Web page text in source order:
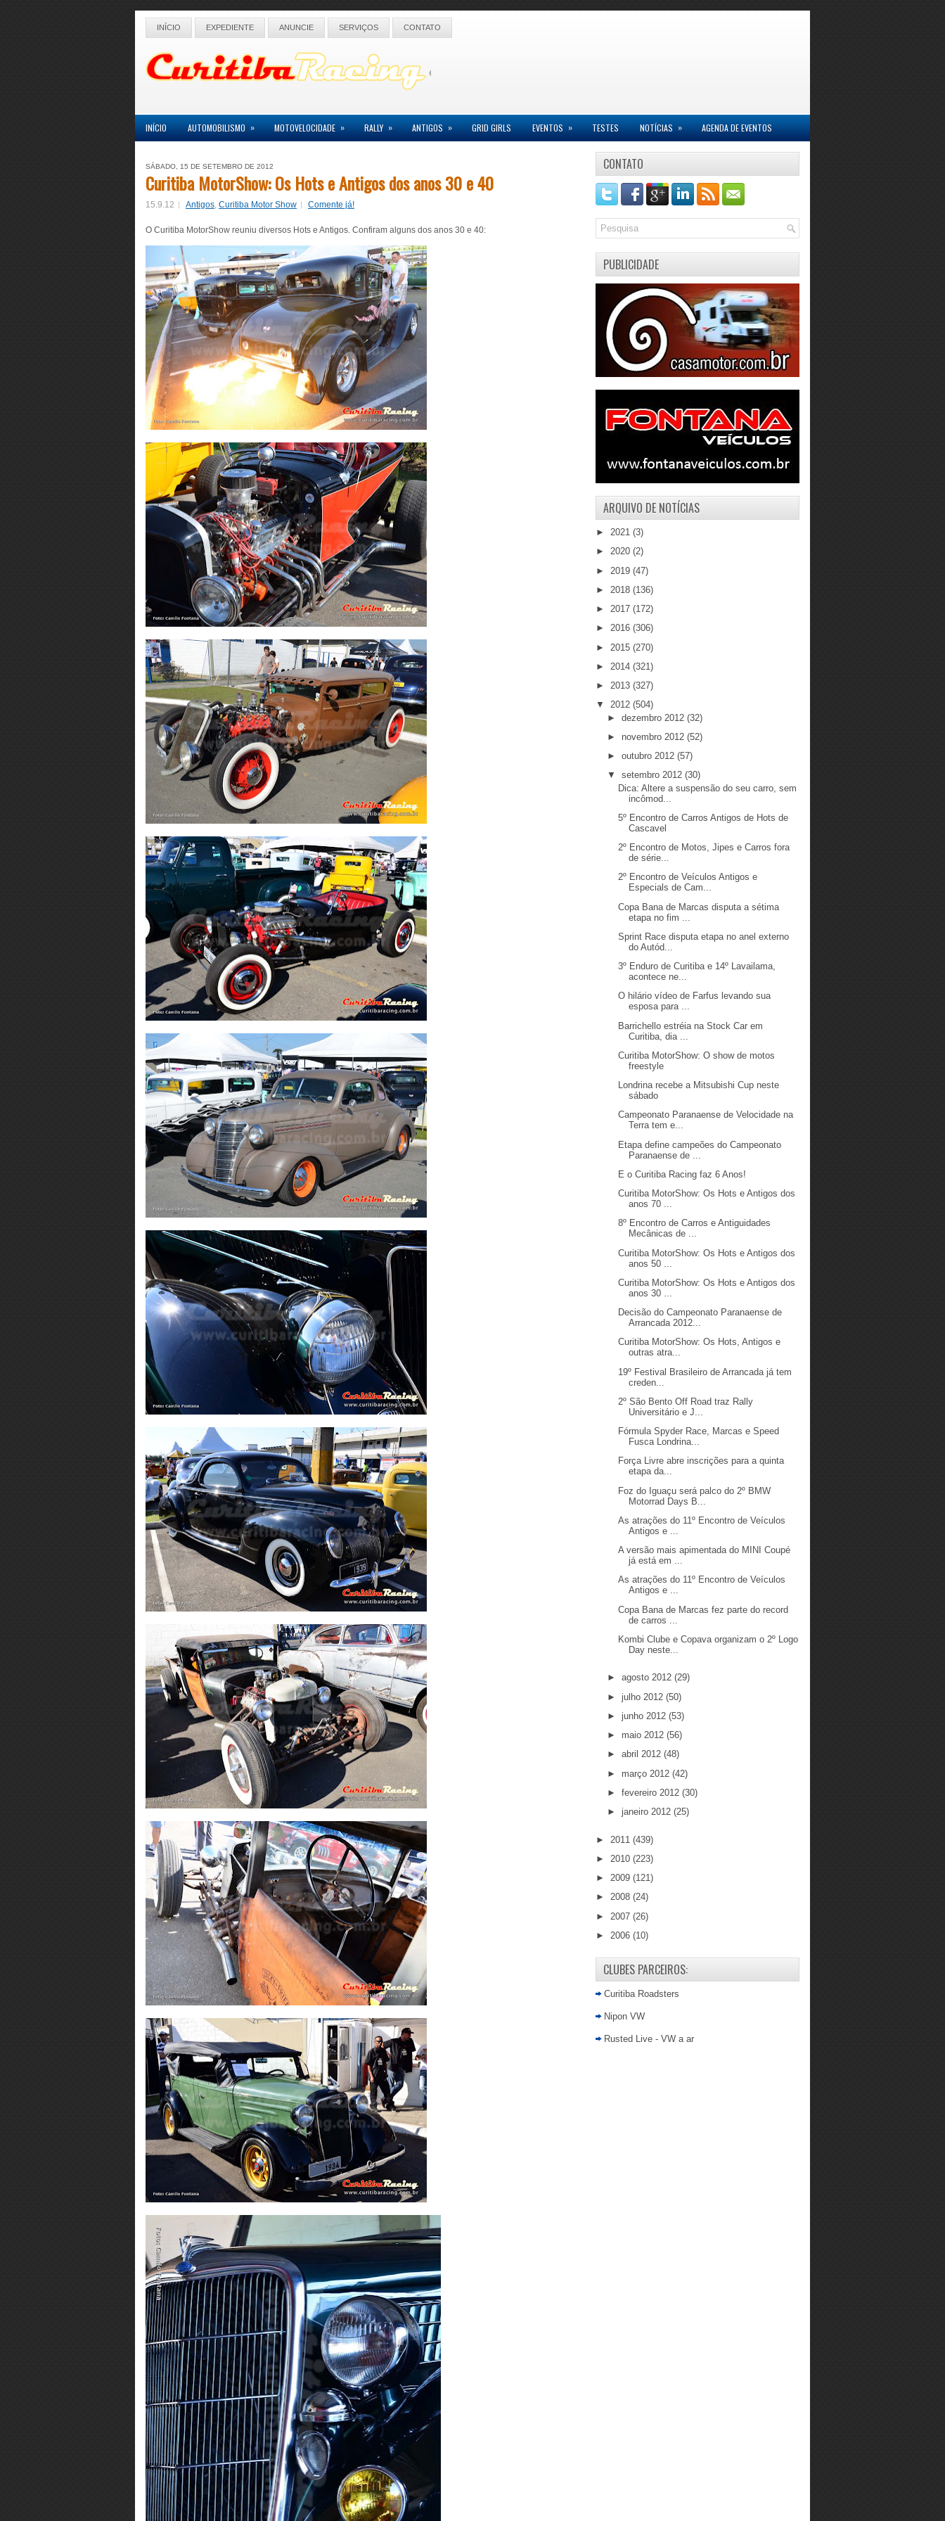
INÍCIO EXPEDIENTE ANUNCIE SERVIÇOS CONTATO
INÍCIO AUTOMOBILISMO » MOTOVELOCIDADE » RALLY » ANTIGOS » GRID GIRLS EVENTOS » TESTES NOTÍCIAS » AGENDA DE EVENTOS
SÁBADO, 15 DE SETEMBRO DE 2012
Curitiba MotorShow: Os Hots e Antigos dos anos 30 e 40
15.9.12 Antigos, Curitiba Motor Show Comente já!
O Curitiba MotorShow reuniu diversos Hots e Antigos. Confiram alguns dos anos 30 e 40:
CONTATO
PUBLICIDADE
ARQUIVO DE NOTÍCIAS
► 2021 (3)
► 2020 (2)
► 2019 (47)
► 2018 (136)
► 2017 (172)
► 2016 (306)
► 2015 (270)
► 2014 (321)
► 2013 (327)
▼ 2012 (504)
► dezembro 2012 (32)
► novembro 2012 (52)
► outubro 2012 (57)
▼ setembro 2012 (30)
Dica: Altere a suspensão do seu carro, sem
incômod...
5º Encontro de Carros Antigos de Hots de
Cascavel
2º Encontro de Motos, Jipes e Carros fora
de série...
2º Encontro de Veículos Antigos e
Especials de Cam...
Copa Bana de Marcas disputa a sétima
etapa no fim ...
Sprint Race disputa etapa no anel externo
do Autód...
3º Enduro de Curitiba e 14º Lavailama,
acontece ne...
O hilário vídeo de Farfus levando sua
esposa para ...
Barrichello estréia na Stock Car em
Curitiba, dia ...
Curitiba MotorShow: O show de motos
freestyle
Londrina recebe a Mitsubishi Cup neste
sábado
Campeonato Paranaense de Velocidade na
Terra tem e...
Etapa define campeões do Campeonato
Paranaense de ...
E o Curitiba Racing faz 6 Anos!
Curitiba MotorShow: Os Hots e Antigos dos
anos 70 ...
8º Encontro de Carros e Antiguidades
Mecânicas de ...
Curitiba MotorShow: Os Hots e Antigos dos
anos 50 ...
Curitiba MotorShow: Os Hots e Antigos dos
anos 30 ...
Decisão do Campeonato Paranaense de
Arrancada 2012...
Curitiba MotorShow: Os Hots, Antigos e
outras atra...
19º Festival Brasileiro de Arrancada já tem
creden...
2º São Bento Off Road traz Rally
Universitário e J...
Fórmula Spyder Race, Marcas e Speed
Fusca Londrina...
Força Livre abre inscrições para a quinta
etapa da...
Foz do Iguaçu será palco do 2º BMW
Motorrad Days B...
As atrações do 11º Encontro de Veículos
Antigos e ...
A versão mais apimentada do MINI Coupé
já está em ...
As atrações do 11º Encontro de Veículos
Antigos e ...
Copa Bana de Marcas fez parte do record
de carros ...
Kombi Clube e Copava organizam o 2º Logo
Day neste...
► agosto 2012 (29)
► julho 2012 (50)
► junho 2012 (53)
► maio 2012 (56)
► abril 2012 (48)
► março 2012 (42)
► fevereiro 2012 (30)
► janeiro 2012 (25)
► 2011 (439)
► 2010 (223)
► 2009 (121)
► 2008 (24)
► 2007 (26)
► 2006 (10)
CLUBES PARCEIROS:
Curitiba Roadsters
Nipon VW
Rusted Live - VW a ar